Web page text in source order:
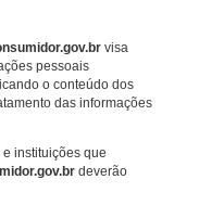
visa
pessoais
o conteúdo dos
das informações
instituições que
deverão